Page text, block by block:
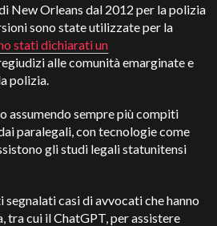
New Orleans dal 2012 per la polizia
sono state utilizzate per la
stati dichiarati un
alle comunità emarginate e
polizia.
assumendo sempre più compiti
paralegali, con tecnologie come
gli studi legali statunitensi
segnalati casi di avvocati che hanno
cui il ChatGPT, per assistere